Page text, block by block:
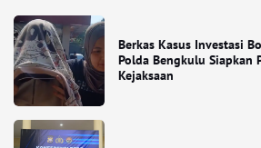
Berkas Kasus Investasi
Polda Bengkulu Siapkan
Kejaksaan